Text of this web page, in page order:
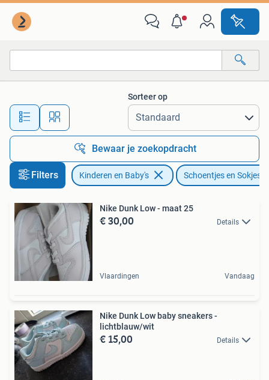
Alle afstanden…
Sorteer op
Bewaar je zoekopdracht
Filters Kinderen en Baby's Schoentjes en Sokjes
Nike Dunk Low - maat 25
€ 30,00 Details
Vlaardingen Vandaag
Nike Dunk Low baby sneakers -
lichtblauw/wit
€ 15,00 Details